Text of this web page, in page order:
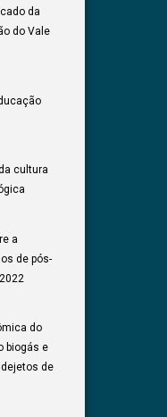
da
do Vale
cultura
a
de pós-
do
biogás e
de